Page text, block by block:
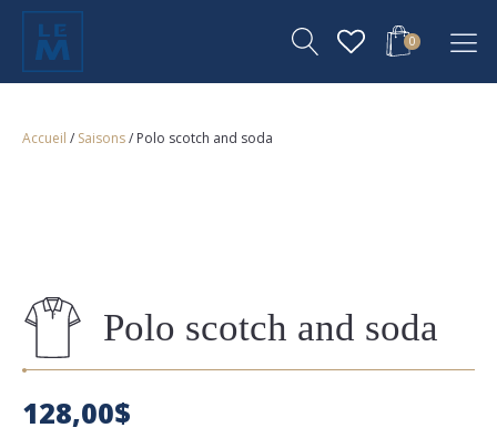
0
Accueil / Saisons/ Polo scotch and soda
Polo scotch and soda
128,00$